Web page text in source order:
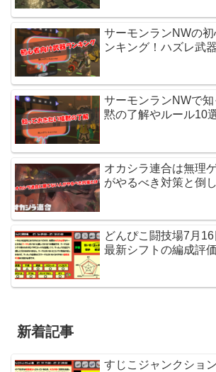
サーモンランNWの
ンキング！ハズレ武
サーモンランNWで
黙の了解やルール10
オカシラ連合は無理
がやるべき対策と倒
どんぴこ闘技場7月
最新シフトの編成評価
新着記事
すじこジャンクショ